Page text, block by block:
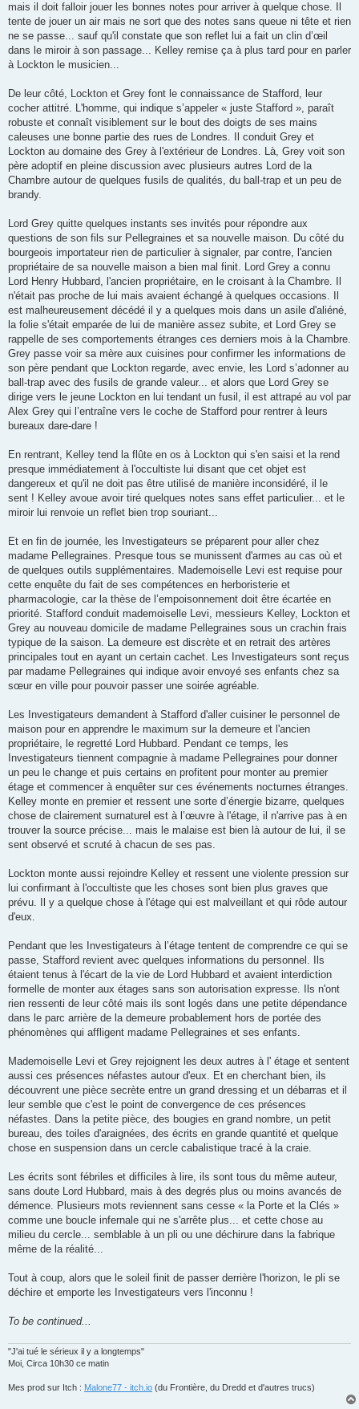
mais il doit falloir jouer les bonnes notes pour arriver à quelque chose. Il
tente de jouer un air mais ne sort que des notes sans queue ni tête et rien
ne se passe... sauf qu'il constate que son reflet lui a fait un clin d’œil
dans le miroir à son passage... Kelley remise ça à plus tard pour en parler
à Lockton le musicien...
De leur côté, Lockton et Grey font le connaissance de Stafford, leur
cocher attitré. L'homme, qui indique s’appeler « juste Stafford », paraît
robuste et connaît visiblement sur le bout des doigts de ses mains
caleuses une bonne partie des rues de Londres. Il conduit Grey et
Lockton au domaine des Grey à l'extérieur de Londres. Là, Grey voit son
père adoptif en pleine discussion avec plusieurs autres Lord de la
Chambre autour de quelques fusils de qualités, du ball-trap et un peu de
brandy.
Lord Grey quitte quelques instants ses invités pour répondre aux
questions de son fils sur Pellegraines et sa nouvelle maison. Du côté du
bourgeois importateur rien de particulier à signaler, par contre, l'ancien
propriétaire de sa nouvelle maison a bien mal finit. Lord Grey a connu
Lord Henry Hubbard, l'ancien propriétaire, en le croisant à la Chambre. Il
n'était pas proche de lui mais avaient échangé à quelques occasions. Il
est malheureusement décédé il y a quelques mois dans un asile d'aliéné,
la folie s'était emparée de lui de manière assez subite, et Lord Grey se
rappelle de ses comportements étranges ces derniers mois à la Chambre.
Grey passe voir sa mère aux cuisines pour confirmer les informations de
son père pendant que Lockton regarde, avec envie, les Lord s’adonner au
ball-trap avec des fusils de grande valeur... et alors que Lord Grey se
dirige vers le jeune Lockton en lui tendant un fusil, il est attrapé au vol par
Alex Grey qui l’entraîne vers le coche de Stafford pour rentrer à leurs
bureaux dare-dare !
En rentrant, Kelley tend la flûte en os à Lockton qui s'en saisi et la rend
presque immédiatement à l'occultiste lui disant que cet objet est
dangereux et qu'il ne doit pas être utilisé de manière inconsidéré, il le
sent ! Kelley avoue avoir tiré quelques notes sans effet particulier... et le
miroir lui renvoie un reflet bien trop souriant...
Et en fin de journée, les Investigateurs se préparent pour aller chez
madame Pellegraines. Presque tous se munissent d'armes au cas où et
de quelques outils supplémentaires. Mademoiselle Levi est requise pour
cette enquête du fait de ses compétences en herboristerie et
pharmacologie, car la thèse de l’empoisonnement doit être écartée en
priorité. Stafford conduit mademoiselle Levi, messieurs Kelley, Lockton et
Grey au nouveau domicile de madame Pellegraines sous un crachin frais
typique de la saison. La demeure est discrète et en retrait des artères
principales tout en ayant un certain cachet. Les Investigateurs sont reçus
par madame Pellegraines qui indique avoir envoyé ses enfants chez sa
sœur en ville pour pouvoir passer une soirée agréable.
Les Investigateurs demandent à Stafford d'aller cuisiner le personnel de
maison pour en apprendre le maximum sur la demeure et l'ancien
propriétaire, le regretté Lord Hubbard. Pendant ce temps, les
Investigateurs tiennent compagnie à madame Pellegraines pour donner
un peu le change et puis certains en profitent pour monter au premier
étage et commencer à enquêter sur ces événements nocturnes étranges.
Kelley monte en premier et ressent une sorte d’énergie bizarre, quelques
chose de clairement surnaturel est à l’œuvre à l'étage, il n'arrive pas à en
trouver la source précise... mais le malaise est bien là autour de lui, il se
sent observé et scruté à chacun de ses pas.
Lockton monte aussi rejoindre Kelley et ressent une violente pression sur
lui confirmant à l'occultiste que les choses sont bien plus graves que
prévu. Il y a quelque chose à l'étage qui est malveillant et qui rôde autour
d'eux.
Pendant que les Investigateurs à l’étage tentent de comprendre ce qui se
passe, Stafford revient avec quelques informations du personnel. Ils
étaient tenus à l'écart de la vie de Lord Hubbard et avaient interdiction
formelle de monter aux étages sans son autorisation expresse. Ils n'ont
rien ressenti de leur côté mais ils sont logés dans une petite dépendance
dans le parc arrière de la demeure probablement hors de portée des
phénomènes qui affligent madame Pellegraines et ses enfants.
Mademoiselle Levi et Grey rejoignent les deux autres à l' étage et sentent
aussi ces présences néfastes autour d'eux. Et en cherchant bien, ils
découvrent une pièce secrète entre un grand dressing et un débarras et il
leur semble que c'est le point de convergence de ces présences
néfastes. Dans la petite pièce, des bougies en grand nombre, un petit
bureau, des toiles d'araignées, des écrits en grande quantité et quelque
chose en suspension dans un cercle cabalistique tracé à la craie.
Les écrits sont fébriles et difficiles à lire, ils sont tous du même auteur,
sans doute Lord Hubbard, mais à des degrés plus ou moins avancés de
démence. Plusieurs mots reviennent sans cesse « la Porte et la Clés »
comme une boucle infernale qui ne s'arrête plus... et cette chose au
milieu du cercle... semblable à un pli ou une déchirure dans la fabrique
même de la réalité...
Tout à coup, alors que le soleil finit de passer derrière l'horizon, le pli se
déchire et emporte les Investigateurs vers l'inconnu !
To be continued...
"J'ai tué le sérieux il y a longtemps"
Moi, Circa 10h30 ce matin
Mes prod sur Itch : Malone77 - itch.io (du Frontière, du Dredd et d'autres trucs)